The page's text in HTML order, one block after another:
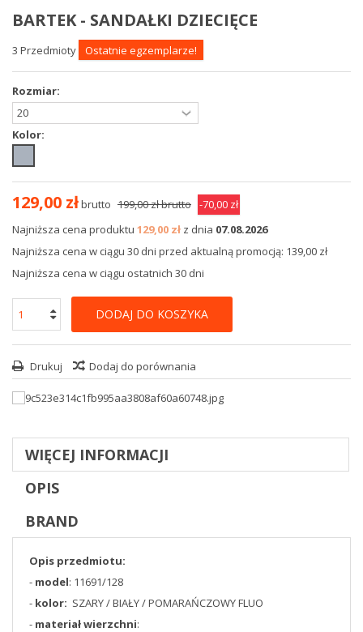
BARTEK - SANDAŁKI DZIECIĘCE
3 Przedmioty Ostatnie egzemplarze!
Rozmiar:
Kolor:
129,00 złbrutto 199,00 złbrutto -70,00 zł
Najniższa cena produktu 129,00 zł z dnia 07.08.2026
Najniższa cena w ciągu 30 dni przed aktualną promocją: 139,00 zł
Najniższa cena w ciągu ostatnich 30 dni
DODAJ DO KOSZYKA
Drukuj Dodaj do porównania
WIĘCEJ INFORMACJI
OPIS
BRAND
Opis przedmiotu:
- model: 11691/128
- kolor: SZARY / BIAŁY / POMARAŃCZOWY FLUO
- materiał wierzchni: